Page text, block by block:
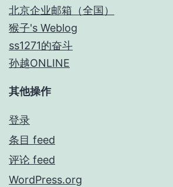
北京企业邮箱（全国）
猴子's Weblog
ss1271的奋斗
孙越ONLINE
其他操作
登录
条目 feed
评论 feed
WordPress.org